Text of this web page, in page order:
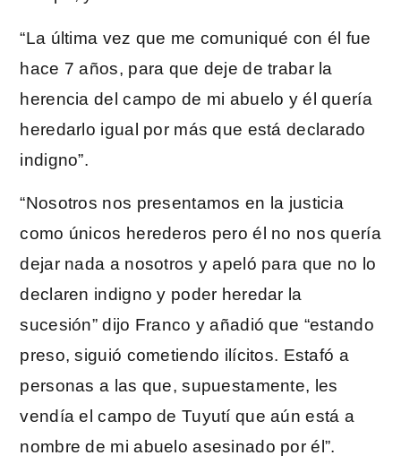
“La última vez que me comuniqué con él fue
hace 7 años, para que deje de trabar la
herencia del campo de mi abuelo y él quería
heredarlo igual por más que está declarado
indigno”.
“Nosotros nos presentamos en la justicia
como únicos herederos pero él no nos quería
dejar nada a nosotros y apeló para que no lo
declaren indigno y poder heredar la
sucesión” dijo Franco y añadió que “estando
preso, siguió cometiendo ilícitos. Estafó a
personas a las que, supuestamente, les
vendía el campo de Tuyutí que aún está a
nombre de mi abuelo asesinado por él”.